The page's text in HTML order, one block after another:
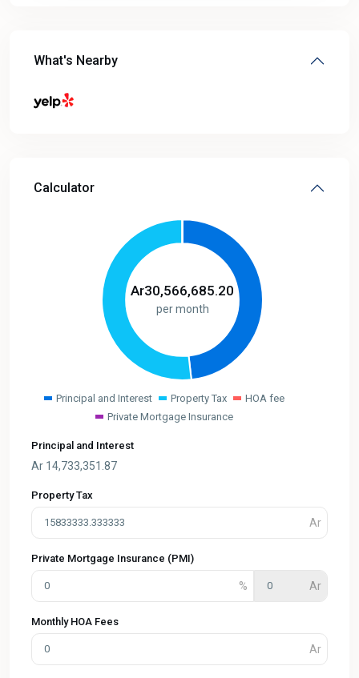
What's Nearby
Calculator
Ar30,566,685.20
per month
Principal and Interest Property Tax
HOA fee
Private Mortgage Insurance
Principal and Interest
Ar 14,733,351.87
Property Tax
Private Mortgage Insurance (PMI)
Monthly HOA Fees